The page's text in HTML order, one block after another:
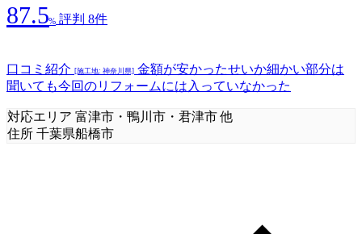
87.5% 評判 8件
口コミ紹介 [施工地: 神奈川県] 金額が安かったせいか細かい部分は
聞いても今回のリフォームには入っていなかった
対応エリア 富津市・鴨川市・君津市 他
住所 千葉県船橋市